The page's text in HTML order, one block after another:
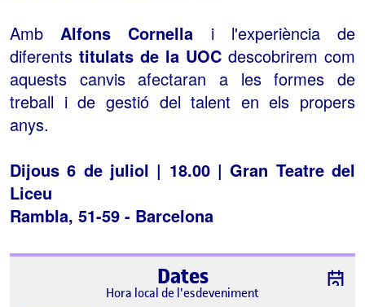
Amb Alfons Cornella i l'experiència de
diferents titulats de la UOC descobrirem com
aquests canvis afectaran a les formes de
treball i de gestió del talent en els propers
anys.
Dijous 6 de juliol | 18.00 | Gran Teatre del
Liceu
Rambla, 51-59 - Barcelona
Dates
Hora local de l'esdeveniment